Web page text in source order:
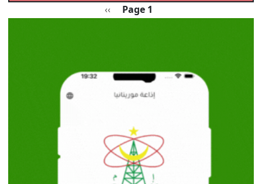
Page 1 الصفحة التالية
››